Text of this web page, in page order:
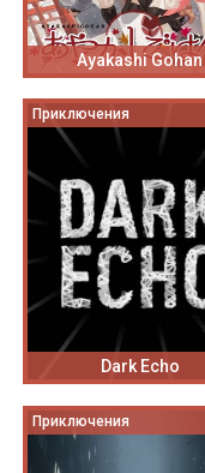
Ayakashi Gohan
Приключения
Dark Echo
Приключения